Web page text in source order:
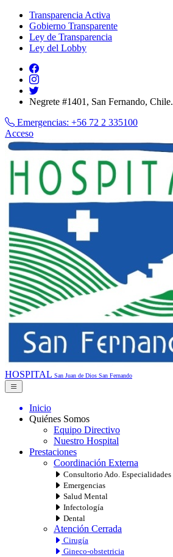
Transparencia Activa
Gobierno Transparente
Ley de Transparencia
Ley del Lobby
Negrete #1401, San Fernando, Chile.
Emergencias: +56 72 2 335100
Acceso
HOSPITAL San Juan de Dios San Fernando
Inicio
Quiénes Somos
Equipo Directivo
Nuestro Hospital
Prestaciones
Coordinación Externa
Consultorio Ado. Especialidades
Emergencias
Salud Mental
Infectología
Dental
Atención Cerrada
Cirugía
Gineco-obstetricia